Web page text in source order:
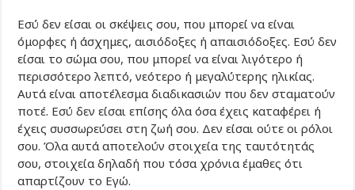
Εσύ δεν είσαι οι σκέψεις σου, που μπορεί να είναι
όμορφες ή άσχημες, αισιόδοξες ή απαισιόδοξες. Εσύ δεν
είσαι το σώμα σου, που μπορεί να είναι λιγότερο ή
περισσότερο λεπτό, νεότερο ή μεγαλύτερης ηλικίας.
Αυτά είναι αποτέλεσμα διαδικασιών που δεν σταματούν
ποτέ. Εσύ δεν είσαι επίσης όλα όσα έχεις καταφέρει ή
έχεις συσσωρεύσει στη ζωή σου. Δεν είσαι ούτε οι ρόλοι
σου. Όλα αυτά αποτελούν στοιχεία της ταυτότητάς
σου, στοιχεία δηλαδή που τόσα χρόνια έμαθες ότι
απαρτίζουν το Εγώ.